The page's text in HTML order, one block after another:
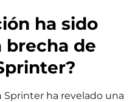
ha sido
brecha de
Sprinter ha revelado una